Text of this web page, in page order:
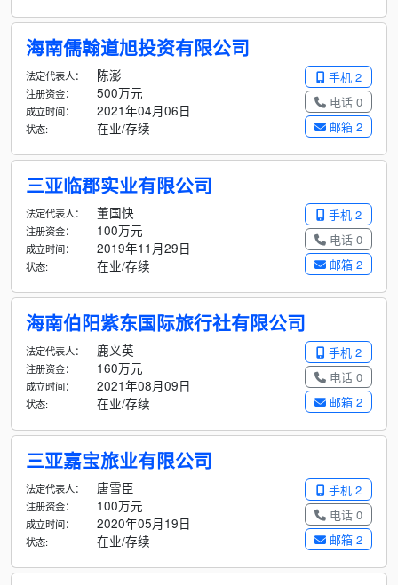
海南儒翰道旭投资有限公司
手机 2
电话 0
邮箱 2
法定代表人： 陈澎
注册资金： 500万元
成立时间： 2021年04月06日
状态: 在业/存续
三亚临郡实业有限公司
手机 2
电话 0
邮箱 2
法定代表人： 董国快
注册资金： 100万元
成立时间： 2019年11月29日
状态: 在业/存续
海南伯阳紫东国际旅行社有限公司
手机 2
电话 0
邮箱 2
法定代表人： 鹿义英
注册资金： 160万元
成立时间： 2021年08月09日
状态: 在业/存续
三亚嘉宝旅业有限公司
手机 2
电话 0
邮箱 2
法定代表人： 唐雪臣
注册资金： 100万元
成立时间： 2020年05月19日
状态: 在业/存续